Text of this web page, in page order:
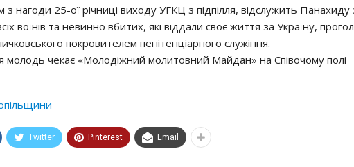
нагоди 25-ої річниці виходу УГКЦ з підпілля, відслужить Панахиду
воїнів та невинно вбитих, які віддали своє життя за Україну,
покровителем пенітенціарного служіння.
молодь чекає «Молодіжний молитовний Майдан» на Співочому полі
Twitter Pinterest Email